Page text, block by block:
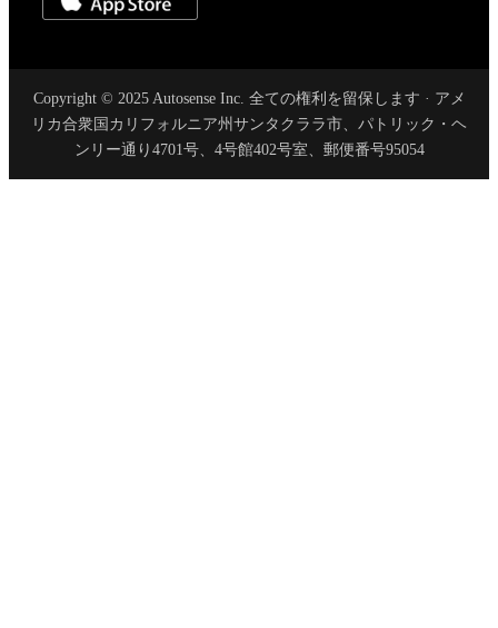
Copyright © 2025 Autosense Inc. 全ての権利を留保します · アメ
リカ合衆国カリフォルニア州サンタクララ市、パトリック・ヘ
ンリー通り4701号、4号館402号室、郵便番号95054